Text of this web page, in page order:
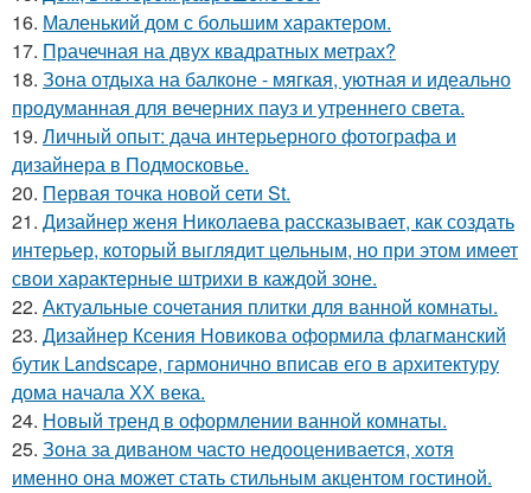
16. Маленький дом с большим характером.
17. Прачечная на двух квадратных метрах?
18. Зона отдыха на балконе - мягкая, уютная и идеально
продуманная для вечерних пауз и утреннего света.
19. Личный опыт: дача интерьерного фотографа и
дизайнера в Подмосковье.
20. Первая точка новой сети St.
21. Дизайнер женя Николаева рассказывает, как создать
интерьер, который выглядит цельным, но при этом имеет
свои характерные штрихи в каждой зоне.
22. Актуальные сочетания плитки для ванной комнаты.
23. Дизайнер Ксения Новикова оформила флагманский
бутик Landscape, гармонично вписав его в архитектуру
дома начала ХХ века.
24. Новый тренд в оформлении ванной комнаты.
25. Зона за диваном часто недооценивается, хотя
именно она может стать стильным акцентом гостиной.